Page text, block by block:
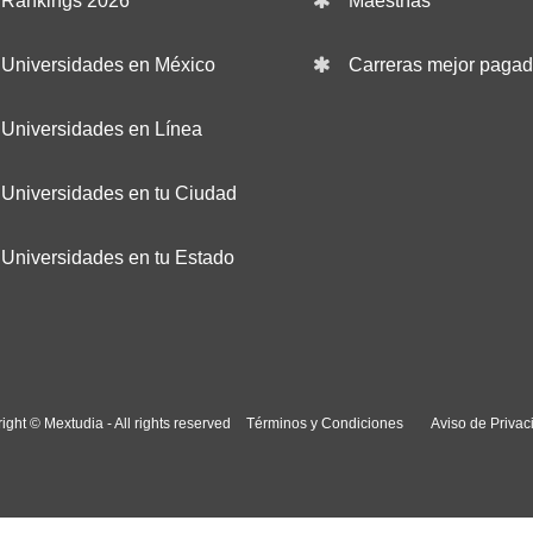
Universidades en México
Universidades en Línea
Universidades en tu Ciudad
Universidades en tu Estado
Carreras mejor
© Mextudia - All rights reserved Términos y Condiciones Aviso de